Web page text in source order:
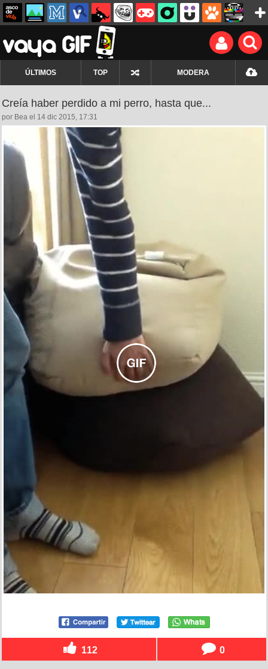
ÚLTIMOS TOP MODERA
Creía haber perdido a mi perro, hasta que...
por Bea el 14 dic 2015, 17:31
112 0